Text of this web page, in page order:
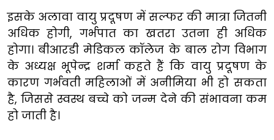
इसके अलावा वायु प्रदूषण में सल्फर की मात्रा जितनी
अधिक होगी, गर्भपात का खतरा उतना ही अधिक
होगा। बीआरडी मेडिकल कॉलेज के बाल रोग विभाग
के अध्यक्ष भूपेन्द्र शर्मा कहते हैं कि वायु प्रदूषण के
कारण गर्भवती महिलाओं में अनीमिया भी हो सकता
है, जिससे स्वस्थ बच्चे को जन्म देने की संभावना कम
हो जाती है।